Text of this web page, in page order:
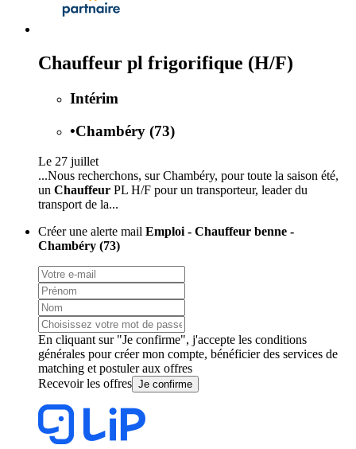
Chauffeur pl frigorifique (H/F)
Intérim
•Chambéry (73)
Le 27 juillet
...Nous recherchons, sur Chambéry, pour toute la saison été,
un Chauffeur PL H/F pour un transporteur, leader du
transport de la...
Créer une alerte mail Emploi - Chauffeur benne -
Chambéry (73)
En cliquant sur "Je confirme", j'accepte les conditions
générales pour créer mon compte, bénéficier des services de
matching et postuler aux offres
Recevoir les offres Je confirme